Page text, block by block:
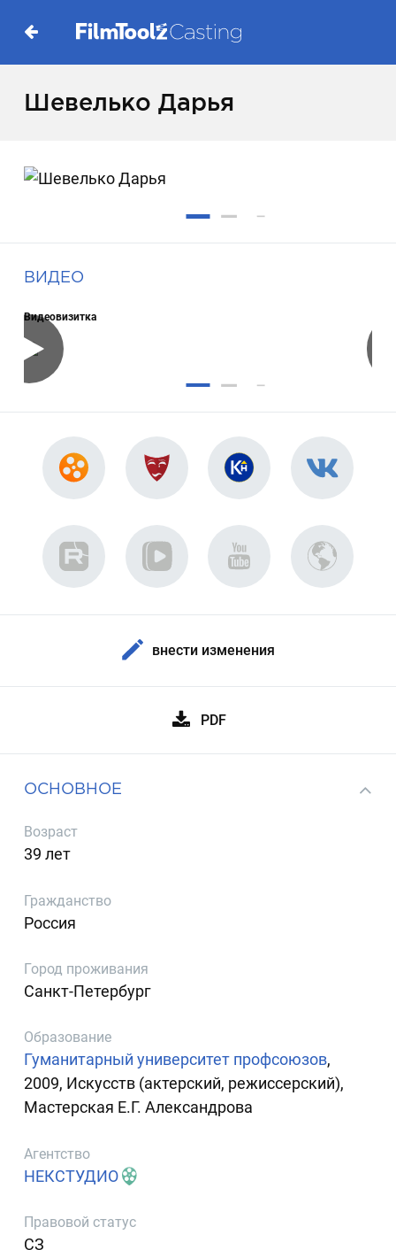
Шевелько Дарья
ВИДЕО
Видеовизитка
внести изменения
PDF
ОСНОВНОЕ
Возраст
39 лет
Гражданство
Россия
Город проживания
Санкт-Петербург
Образование
Гуманитарный университет профсоюзов,
2009, Искусств (актерский, режиссерский),
Мастерская Е.Г. Александрова
Агентство
НЕКСТУДИО
Правовой статус
СЗ